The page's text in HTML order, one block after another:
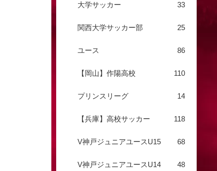
大学サッカー 33
関西大学サッカー部 25
ユース 86
【岡山】作陽高校 110
プリンスリーグ 14
【兵庫】高校サッカー 118
V神戸ジュニアユースU15 68
V神戸ジュニアユースU14 48